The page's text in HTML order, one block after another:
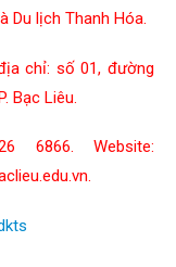
Du lịch Thanh Hóa.
chỉ: số 01, đường
Bạc Liêu.
6866. Website: